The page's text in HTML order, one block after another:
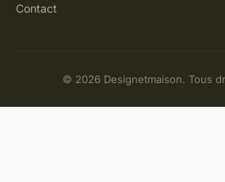
Contact
© 2026 Designetmaison. Tous